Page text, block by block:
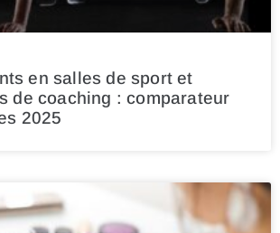
en salles de sport et
de coaching : comparateur
2025